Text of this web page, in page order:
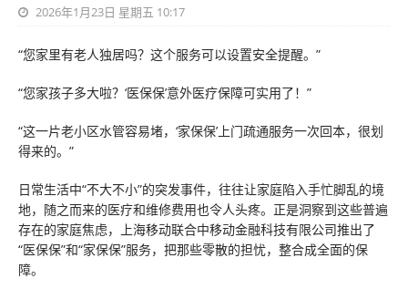
2026年1月23日 星期五 10:17
“您家里有老人独居吗？这个服务可以设置安全提醒。”
“您家孩子多大啦？‘医保保’意外医疗保障可实用了！”
“这一片老小区水管容易堵，‘家保保’上门疏通服务一次回本，很划
得来的。”
日常生活中“不大不小”的突发事件，往往让家庭陷入手忙脚乱的境
地，随之而来的医疗和维修费用也令人头疼。正是洞察到这些普遍
存在的家庭焦虑，上海移动联合中移动金融科技有限公司推出了
“医保保”和“家保保”服务，把那些零散的担忧，整合成全面的保
障。